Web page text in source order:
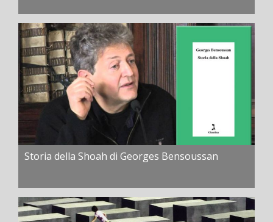
Storia della Shoah di Georges Bensoussan